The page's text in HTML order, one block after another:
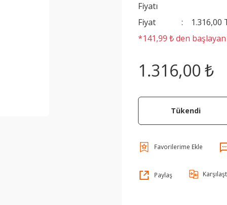
Fiyatı
Fiyat
1.316,00
*141,99 ₺ den
1.316,00 ₺
Tükendi
Paylaş